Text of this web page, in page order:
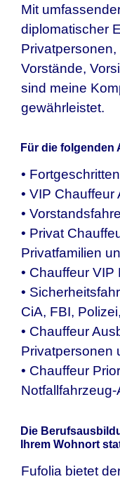
Mit
diplomatischer
Vorstände,
sind meine
gewährleistet.
Für die folgenden
•
• VIP Chauffeur
•
• Privat
Privatfamilien
• Chauffeur
•
CiA, FBI,
• Chauffeur
Privatpersonen
• Chauffeur
Die
Ihrem Wohnort
Fufolia bietet